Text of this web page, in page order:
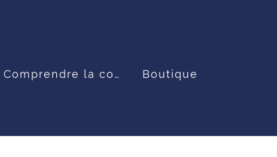
Comprendre la congélation Boutique